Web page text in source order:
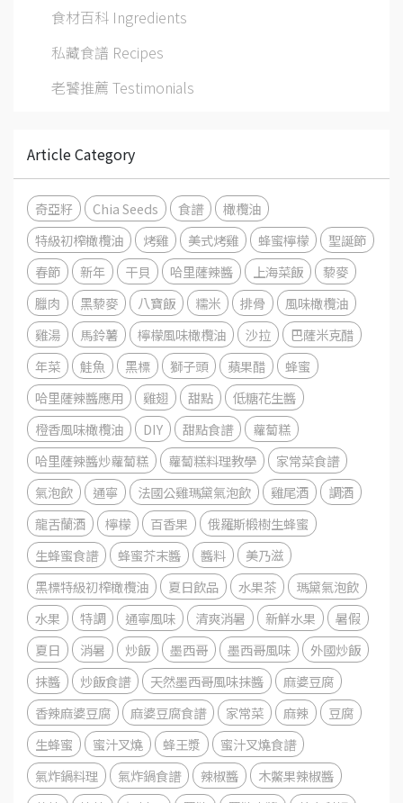
食材百科 Ingredients
私藏食譜 Recipes
老饕推薦 Testimonials
Article Category
奇亞籽 Chia Seeds 食譜
橄欖油
特級初榨橄欖油
烤雞 美式烤雞 蜂蜜檸檬
聖誕節
春節
新年 干貝 哈里薩辣醬 上海菜飯
藜麥
臘肉
黑藜麥 八寶飯 糯米 排骨
風味橄欖油
雞湯
馬鈴薯 檸檬風味橄欖油 沙拉
巴薩米克醋
年菜
鮭魚 黑標 獅子頭 蘋果醋
蜂蜜
哈里薩辣醬應用
雞翅 甜點
低糖花生醬
橙香風味橄欖油
DIY 甜點食譜
蘿蔔糕
哈里薩辣醬炒蘿蔔糕
蘿蔔糕料理教學
家常菜食譜
氣泡飲
通寧 法國公雞瑪黛氣泡飲 雞尾酒
調酒
龍舌蘭酒
檸檬 百香果
俄羅斯椴樹生蜂蜜
生蜂蜜食譜
蜂蜜芥末醬 醬料
美乃滋
黑標特級初榨橄欖油
夏日飲品 水果茶
瑪黛氣泡飲
水果
特調 通寧風味 清爽消暑 新鮮水果
暑假
夏日
消暑 炒飯 墨西哥 墨西哥風味
外國炒飯
抹醬
炒飯食譜 天然墨西哥風味抹醬
麻婆豆腐
香辣麻婆豆腐
麻婆豆腐食譜 家常菜 麻辣
豆腐
生蜂蜜
蜜汁叉燒 蜂王漿
蜜汁叉燒食譜
氣炸鍋料理
氣炸鍋食譜 辣椒醬
木鱉果辣椒醬